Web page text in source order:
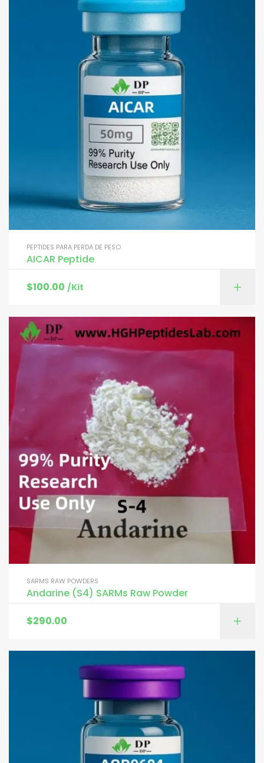
PEPTIDES PARA PERDA DE PESO
AICAR Peptide
$100.00 /Kit
SARMS RAW POWDERS
Andarine (S4) SARMs Raw Powder
$290.00